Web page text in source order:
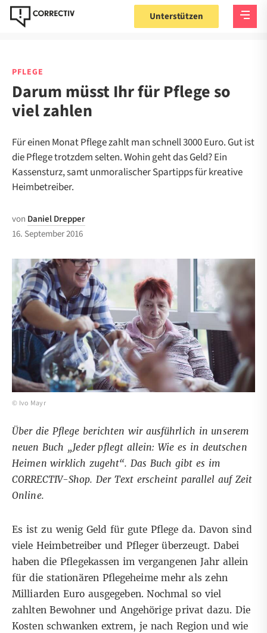
Unterstützen
PFLEGE
Darum müsst Ihr für Pflege so
viel zahlen
Für einen Monat Pflege zahlt man schnell 3000 Euro. Gut ist
die Pflege trotzdem selten. Wohin geht das Geld? Ein
Kassensturz, samt unmoralischer Spartipps für kreative
Heimbetreiber.
von Daniel Drepper
16. September 2016
© Ivo Mayr
Über die Pflege berichten wir ausführlich in unserem
neuen Buch „Jeder pflegt allein: Wie es in deutschen
Heimen wirklich zugeht“. Das Buch gibt es im
CORRECTIV-Shop. Der Text erscheint parallel aufZeit
Online.
Es ist zu wenig Geld für gute Pflege da. Davon sind
viele Heimbetreiber und Pfleger überzeugt. Dabei
haben die Pflegekassen im vergangenen Jahr allein
für die stationären Pflegeheime mehr als zehn
Milliarden Euro ausgegeben. Nochmal so viel
zahlten Bewohner und Angehörige privat dazu. Die
Kosten schwanken extrem, je nach Region und wie